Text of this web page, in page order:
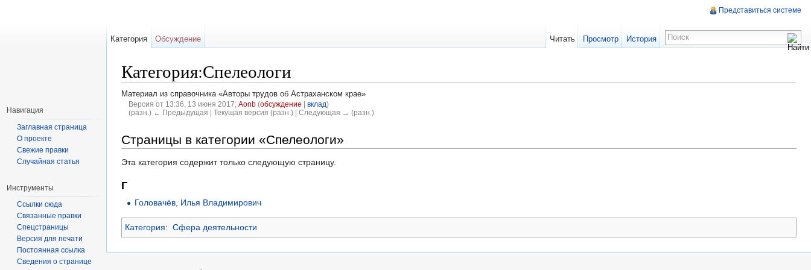
Категория:Спелеологи
Материал из справочника «Авторы трудов об Астраханском крае»
Версия от 13:36, 13 июня 2017; Aonb (обсуждение вклад)
(разн.) ← Предыдущая | Текущая версия (разн.) | Следующая → (разн.)
Страницы в категории «Спелеологи»
Эта категория содержит только следующую страницу.
Г
Головачёв, Илья Владимирович
Категория: Сфера деятельности
Представиться системе
Категория Обсуждение Читать Просмотр История
Навигация
Заглавная страница
О проекте
Свежие правки
Случайная статья
Инструменты
Ссылки сюда
Связанные правки
Спецстраницы
Версия для печати
Постоянная ссылка
Сведения о странице